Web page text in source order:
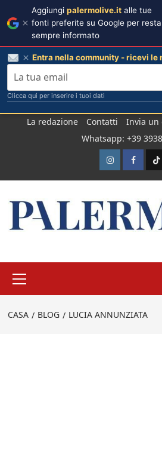
La redazione Contatti
Invia un
Whatsapp: +39
Instagram
principale
CASA BLOG LUCIA ANNUNZIATA
Aggiungi palermolive.it alle tue
fonti preferite su Google per
sempre informato
Entra nella community - ricevi le
Clicca qui per inserire i tuoi dati